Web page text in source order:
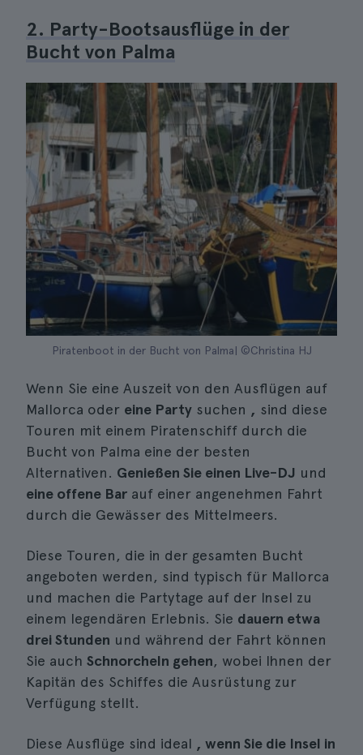
2. Party-Bootsausflüge in der
Bucht von Palma
Piratenboot in der Bucht von Palma| ©Christina HJ
Wenn Sie eine Auszeit von den Ausflügen auf
Mallorca oder eine Party suchen , sind diese
Touren mit einem Piratenschiff durch die
Bucht von Palma eine der besten
Alternativen. Genießen Sie einen Live-DJ und
eine offene Bar auf einer angenehmen Fahrt
durch die Gewässer des Mittelmeers.
Diese Touren, die in der gesamten Bucht
angeboten werden, sind typisch für Mallorca
und machen die Partytage auf der Insel zu
einem legendären Erlebnis. Sie dauern etwa
drei Stunden und während der Fahrt können
Sie auch Schnorcheln gehen, wobei Ihnen der
Kapitän des Schiffes die Ausrüstung zur
Verfügung stellt.
Diese Ausflüge sind ideal , wenn Sie die Insel in